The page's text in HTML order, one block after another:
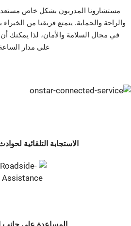
مستشارونا المدربون بشكل خاص مستعدون
في مجال السلامة والأمان، لذا يمكنك أن
على مدار الساعة. ‬‬‬‬‬‬‬‬‬
الاستجابة التلقائية